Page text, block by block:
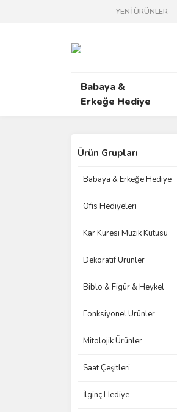
YENİ ÜRÜNLER
Babaya &
Erkeğe Hediye
Ürün Grupları
Babaya & Erkeğe Hediye
Ofis Hediyeleri
Kar Küresi Müzik Kutusu
Dekoratif Ürünler
Biblo & Figür & Heykel
Fonksiyonel Ürünler
Mitolojik Ürünler
Saat Çeşitleri
İlginç Hediye